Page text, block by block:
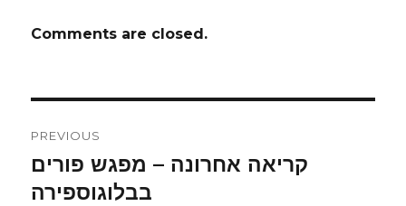
Comments are closed.
navigation
PREVIOUS
Previous
post:
קריאה אחרונה – מפגש פורים
בבלוגוספירה